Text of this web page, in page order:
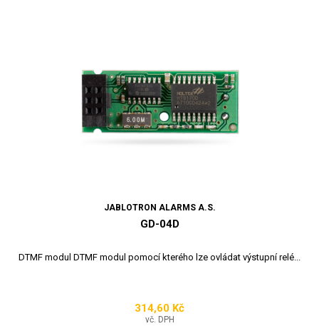
JABLOTRON ALARMS A.S.
GD-04D
DTMF modul DTMF modul pomocí kterého lze ovládat výstupní relé...
Cena
314,60 Kč
vč. DPH